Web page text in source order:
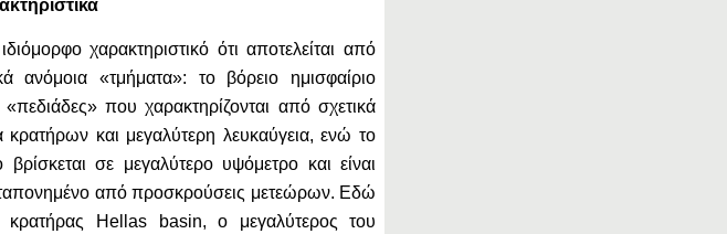
χαρακτηριστικό ότι αποτελείται από
ανόμοια «τμήματα»: το βόρειο ημισφαίριο
«πεδιάδες» που χαρακτηρίζονται από σχετικά
κρατήρων και μεγαλύτερη λευκαύγεια, ενώ το
βρίσκεται σε μεγαλύτερο υψόμετρο και είναι
από προσκρούσεις μετεώρων. Εδώ
κρατήρας Hellas basin, ο μεγαλύτερος του